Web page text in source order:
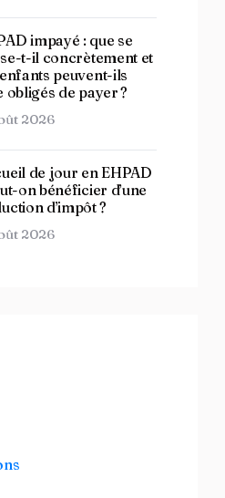
impayé : que se
t-il concrètement et
peuvent-ils
obligés de payer ?
2026
de jour en EHPAD
on bénéficier d’une
d’impôt ?
2026